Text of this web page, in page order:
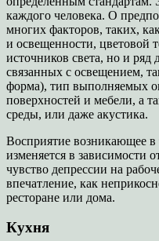
каждого человека. О
многих факторов, таких,
и освещенности, цветовой
источников света, но и ряд
связанных с освещением,
форма), тип выполняемых
поверхностей и мебели, а
среды, или даже акустика.
Восприятие возникающее в
изменяется в зависимости
чувство депрессии на
впечатление, как
ресторане или дома.
Кухня